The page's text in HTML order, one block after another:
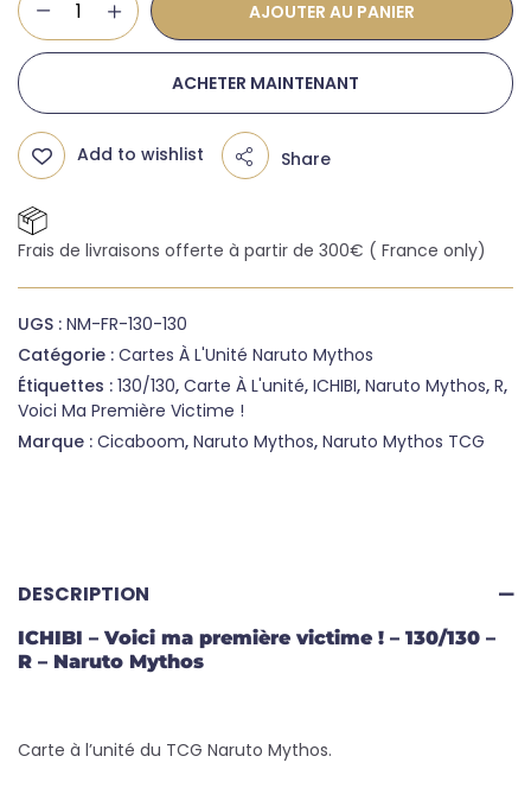
AJOUTER AU PANIER
ACHETER MAINTENANT
Add to wishlist Share
Frais de livraisons offerte à partir de 300€ ( France only)
UGS : NM-FR-130-130
Catégorie : Cartes À L'Unité Naruto Mythos
Étiquettes : 130/130, Carte À L'unité, ICHIBI, Naruto Mythos, R,
Voici Ma Première Victime !
Marque : Cicaboom, Naruto Mythos, Naruto Mythos TCG
DESCRIPTION
ICHIBI – Voici ma première victime ! – 130/130 –
R – Naruto Mythos
Carte à l’unité du TCG Naruto Mythos.